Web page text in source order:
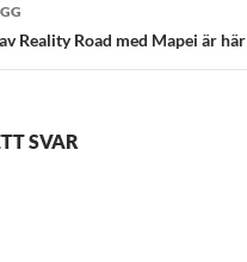
Reality Road med Mapei är här
SVAR